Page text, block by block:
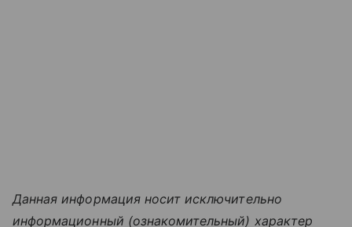
Данная информация носит исключительно
информационный (ознакомительный) характер